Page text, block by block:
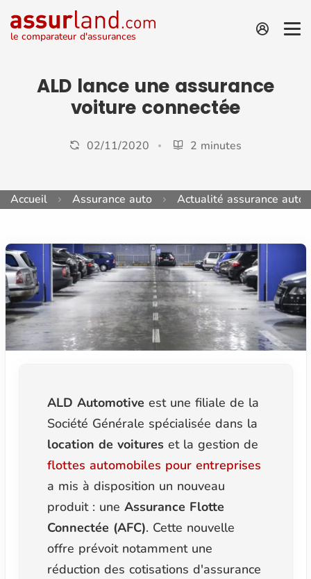
le comparateur d'assurances
ALD lance une assurance
voiture connectée
02/11/2020 2 minutes
Accueil Assurance auto Actualité assurance auto
ALD Automotive est une filiale de la
Société Générale spécialisée dans la
location de voitureset la gestion de
flottes automobiles pour entreprises
a mis à disposition un nouveau
produit : une Assurance Flotte
Connectée (AFC). Cette nouvelle
offre prévoit notamment une
réduction des cotisations d'assurance